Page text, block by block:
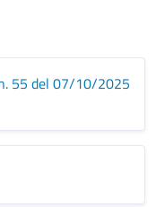
55 del 07/10/2025